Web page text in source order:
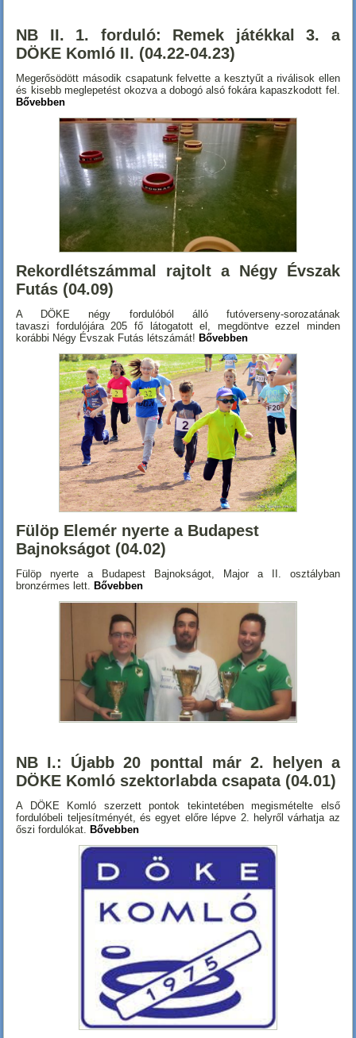
NB II. 1. forduló: Remek játékkal 3. a
DÖKE Komló II. (04.22-04.23)
Megerősödött második csapatunk felvette a kesztyűt a riválisok ellen
és kisebb meglepetést okozva a dobogó alsó fokára kapaszkodott fel.
Bővebben
Rekordlétszámmal rajtolt a Négy Évszak
Futás (04.09)
A DÖKE négy fordulóból álló futóverseny-sorozatának
tavaszi fordulójára 205 fő látogatott el, megdöntve ezzel minden
korábbi Négy Évszak Futás létszámát! Bővebben
Fülöp Elemér nyerte a Budapest
Bajnokságot (04.02)
Fülöp nyerte a Budapest Bajnokságot, Major a II. osztályban
bronzérmes lett. Bővebben
NB I.: Újabb 20 ponttal már 2. helyen a
DÖKE Komló szektorlabda csapata (04.01)
A DÖKE Komló szerzett pontok tekintetében megismételte első
fordulóbeli teljesítményét, és egyet előre lépve 2. helyről várhatja az
őszi fordulókat.
Bővebben